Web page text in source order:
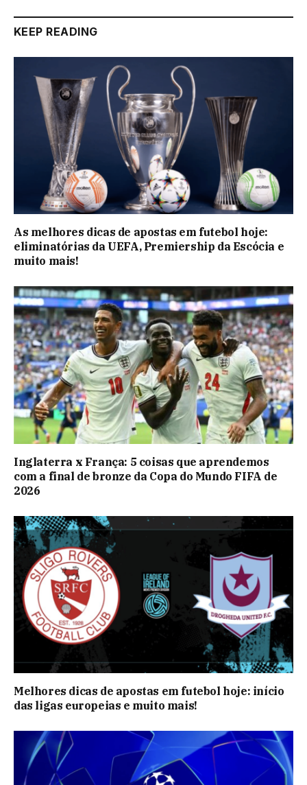
KEEP READING
As melhores dicas de apostas em futebol hoje:
eliminatórias da UEFA, Premiership da Escócia e
muito mais!
Inglaterra x França: 5 coisas que aprendemos
com a final de bronze da Copa do Mundo FIFA de
2026
Melhores dicas de apostas em futebol hoje: início
das ligas europeias e muito mais!